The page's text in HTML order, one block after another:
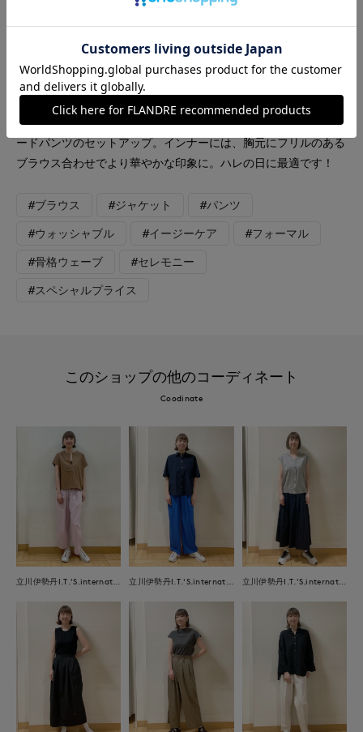
【着用サイズ】全て9号 【着用カラー】ジャケット、パンツ共に
ベージュ ブラウス、バック共にアイボリー セレモニースタイル
お顔写りが良いベージュカラーのテーラードジャケットとテーパ
ードパンツのセットアップ。インナーには、胸元にフリルのある
ブラウス合わせでより華やかな印象に。ハレの日に最適です！
#ブラウス #ジャケット #パンツ
#ウォッシャブル #イージーケア #フォーマル
#骨格ウェーブ #セレモニー
#スペシャルプライス
このショップの他のコーディネート
Coodinate